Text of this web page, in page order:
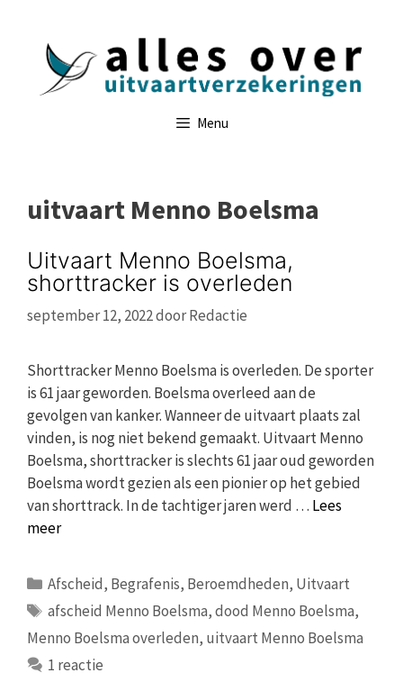
Menu
uitvaart Menno Boelsma
Uitvaart Menno Boelsma,
shorttracker is overleden
september 12, 2022doorRedactie
Shorttracker Menno Boelsma is overleden. De sporter
is 61 jaar geworden. Boelsma overleed aan de
gevolgen van kanker. Wanneer de uitvaart plaats zal
vinden, is nog niet bekend gemaakt. Uitvaart Menno
Boelsma, shorttracker is slechts 61 jaar oud geworden
Boelsma wordt gezien als een pionier op het gebied
van shorttrack. In de tachtiger jaren werd … Lees
meer
Categorieën
Afscheid, Begrafenis, Beroemdheden, Uitvaart
Tags
afscheid Menno Boelsma,dood Menno Boelsma,
Menno Boelsma overleden, uitvaart Menno Boelsma
1 reactie